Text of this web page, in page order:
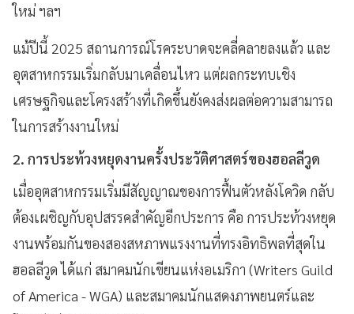
ใหม่ ฯลฯ
แม้ปีนี้ 2025 สถานการณ์โรคระบาดจะคลี่คลายลงแล้ว และ
อุตสาหกรรมเริ่มกลับมาเคลื่อนไหว แต่ผลกระทบเชิง
เศรษฐกิจและโครงสร้างที่เกิดขึ้นยังคงส่งผลต่อความสามารถ
ในการสร้างงานใหม่
2. การประท้วงหยุดงานครั้งประวัติศาสตร์ของฮอลลีวูด
เมื่ออุตสาหกรรมเริ่มมีสัญญาณของการฟื้นตัวหลังโควิด กลับ
ต้องเผชิญกับอุปสรรคสำคัญอีกประการ คือ การประท้วงหยุด
งานพร้อมกันของสองสหภาพแรงงานที่ทรงอิทธิพลที่สุดใน
ฮอลลีวูด ได้แก่ สมาคมนักเขียนแห่งอเมริกา (Writers Guild
of America - WGA) และสมาคมนักแสดงภาพยนตร์และ